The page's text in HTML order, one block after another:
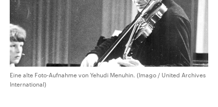
Eine alte Foto-Aufnahme von Yehudi Menuhin. (Imago / United Archives
International)